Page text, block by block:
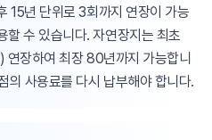
15년 단위로 3회까지 연장이 가능
할 수 있습니다. 자연장지는 최초
장하여 최장 80년까지 가능합니
의 사용료를 다시 납부해야 합니다.